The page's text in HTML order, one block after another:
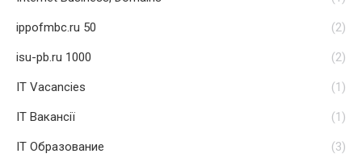
ippofmbc.ru 50 (2)
isu-pb.ru 1000 (2)
IT Vacancies (1)
IT Вакансії (1)
IT Образование (3)